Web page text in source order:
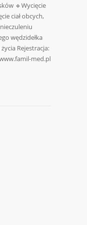
🔹Wycięcie
ciał obcych,
wędzidełka
Rejestracja:
med.pl